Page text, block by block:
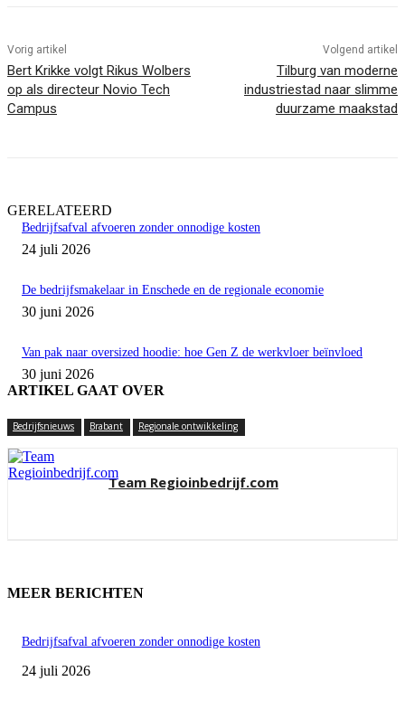
Vorig artikel
Bert Krikke volgt Rikus Wolbers
op als directeur Novio Tech
Campus
Volgend artikel
Tilburg van moderne
industriestad naar slimme
duurzame maakstad
GERELATEERD
Bedrijfsafval afvoeren zonder onnodige kosten
24 juli 2026
De bedrijfsmakelaar in Enschede en de regionale economie
30 juni 2026
Van pak naar oversized hoodie: hoe Gen Z de werkvloer beïnvloed
30 juni 2026
ARTIKEL GAAT OVER
Bedrijfsnieuws Brabant Regionale ontwikkeling
Team Regioinbedrijf.com
MEER BERICHTEN
Bedrijfsafval afvoeren zonder onnodige kosten
24 juli 2026